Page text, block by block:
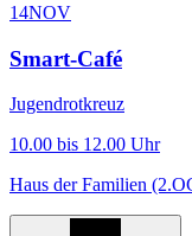
14NOV
Smart-Café
Jugendrotkreuz
10.00 bis 12.00 Uhr
Haus der Familien